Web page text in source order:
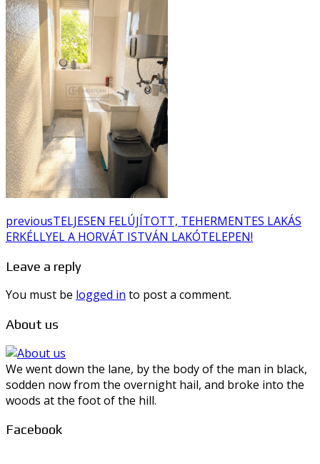
previousTELJESEN FELÚJÍTOTT, TEHERMENTES LAKÁS
ERKÉLLYEL A HORVÁT ISTVÁN LAKÓTELEPEN!
Leave a reply
You must be logged in to post a comment.
About us
We went down the lane, by the body of the man in black,
sodden now from the overnight hail, and broke into the
woods at the foot of the hill.
Facebook